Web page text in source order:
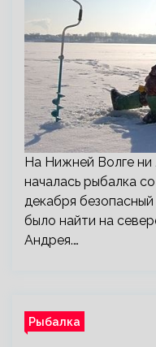
На Нижней Волге ни
началась рыбалка
декабря
было найти на
Андрея.…
Рыбалка